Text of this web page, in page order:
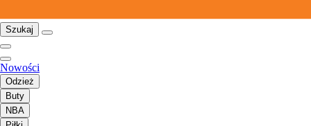
Szukaj
Nowości
Odzież
Buty
NBA